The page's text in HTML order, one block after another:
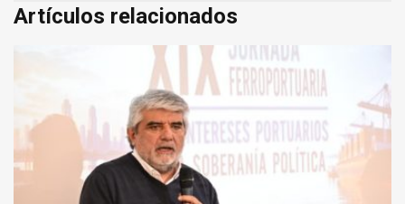
Artículos relacionados